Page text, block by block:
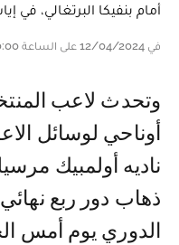
أمام بنفيكا البرتغالي، في
في 12/04/2024 على الساعة 20:00
وتحدث لاعب المنتخب الوطني، عز الدين
أوناحي لوسائل
ناديه أولمبيك
ذهاب دور ربع
الدوري يوم أمس الخميس